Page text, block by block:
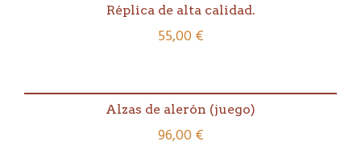
Réplica de alta calidad.
55,00€
Alzas de alerón (juego)
96,00€